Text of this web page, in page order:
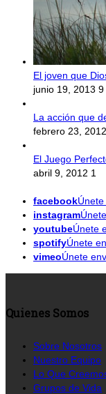
El joven que
junio 19, 2013 9
La acción que
febrero 23, 2012
El Juego
abril 9, 2012 1
facebook
instagram
youtubeÚnete
spotifyÚnete
vimeoÚnete
Quienes Somos
Sobre Nosotros
Nuestro Equipo
Lo Que
Grupos de Vida